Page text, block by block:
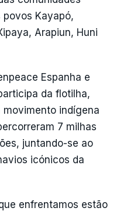
povos Kayapó,
Arapiun, Huni
Espanha e
da flotilha,
indígena
7 milhas
juntando-se ao
icónicos da
enfrentamos estão